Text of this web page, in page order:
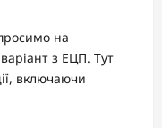
на
з ЕЦП. Тут
включаючи